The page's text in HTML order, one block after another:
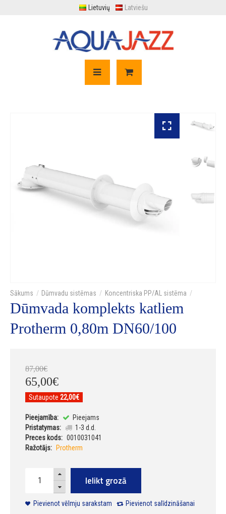
Lietuvių Latviešu
Dūmvadu sistēmas Koncentriska PP/AL sistēma
Dūmvada komplekts katliem
Protherm 0,80m DN60/100
87,00€
65,00€
Sutaupote 22,00€
Pieejamība:
Pieejams
Pristatymas:
1-3 d.d.
Preces kods: 0010031041
Ražotājs:
Protherm
Ielikt grozā
Pievienot vēlmju sarakstam Pievienot salīdzināšanai